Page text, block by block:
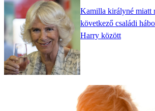
Kamilla királyné miatt
következő családi
Harry között